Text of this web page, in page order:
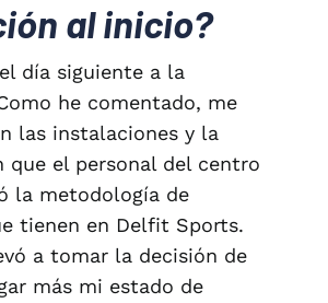
al inicio?
día siguiente a la
he comentado, me
las instalaciones y la
que el personal del centro
la metodología de
tienen en Delfit Sports.
a tomar la decisión de
más mi estado de